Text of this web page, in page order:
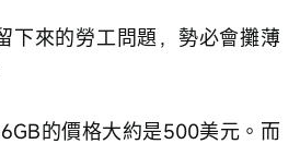
下來的勞工問題，勢必會攤薄
的價格大約是500美元。而